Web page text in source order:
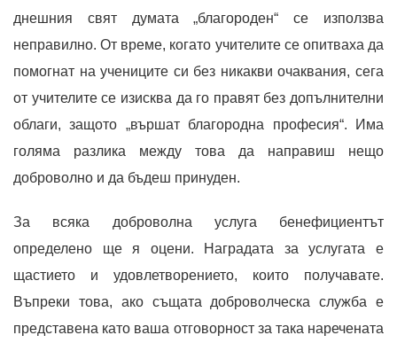
днешния свят думата „благороден“ се използва
неправилно. От време, когато учителите се опитваха да
помогнат на учениците си без никакви очаквания, сега
от учителите се изисква да го правят без допълнителни
облаги, защото „вършат благородна професия“. Има
голяма разлика между това да направиш нещо
доброволно и да бъдеш принуден.
За всяка доброволна услуга бенефициентът
определено ще я оцени. Наградата за услугата е
щастието и удовлетворението, които получавате.
Въпреки това, ако същата доброволческа служба е
представена като ваша отговорност за така наречената